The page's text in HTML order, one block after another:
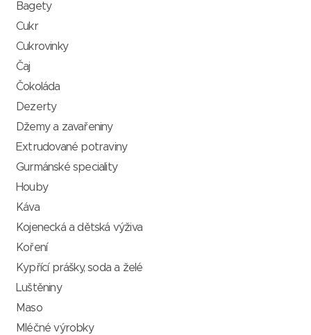
Bagety
Cukr
Cukrovinky
Čaj
Čokoláda
Dezerty
Džemy a zavařeniny
Extrudované potraviny
Gurmánské speciality
Houby
Káva
Kojenecká a dětská výživa
Koření
Kypřící prášky, soda a želé
Luštěniny
Maso
Mléčné výrobky